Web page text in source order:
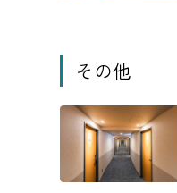
その他